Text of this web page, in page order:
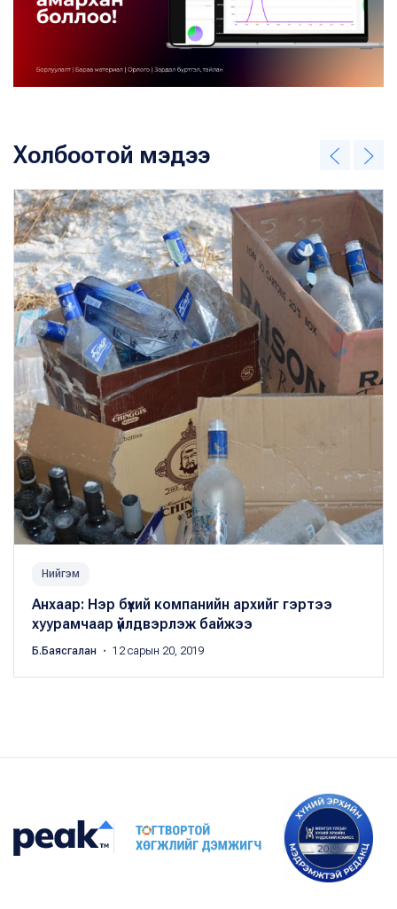
Холбоотой мэдээ
Нийгэм
Анхаар: Нэр бүхий компанийн архийг гэртээ
хуурамчаар үйлдвэрлэж байжээ
Б.Баясгалан ・ 12 сарын 20, 2019